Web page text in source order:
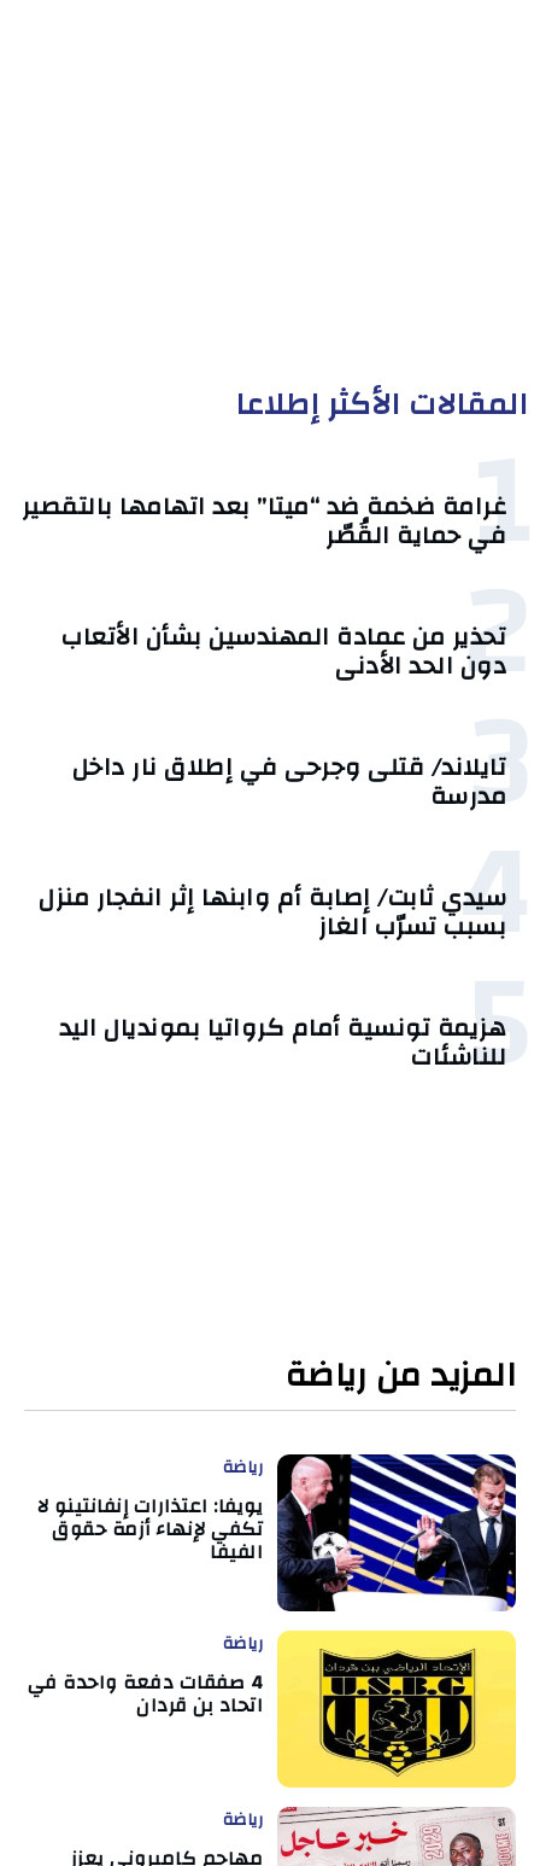
المقالات الأكثر إطلاعا
1
غرامة ضخمة ضد “ميتا” بعد اتهامها بالتقصير
في حماية القُصّر
2
تحذير من عمادة المهندسين بشأن الأتعاب
دون الحد الأدنى
3
تايلاند/ قتلى وجرحى في إطلاق نار داخل
مدرسة
4
سيدي ثابت/ إصابة أم وابنها إثر انفجار منزل
بسبب تسرّب الغاز
5
هزيمة تونسية أمام كرواتيا بمونديال اليد
للناشئات
المزيد من رياضة
رياضة
يويفا: اعتذارات إنفانتينو لا
تكفي لإنهاء أزمة حقوق
الفيفا
رياضة
4 صفقات دفعة واحدة في
اتحاد بن قردان
رياضة
مهاجم كاميروني يعزز